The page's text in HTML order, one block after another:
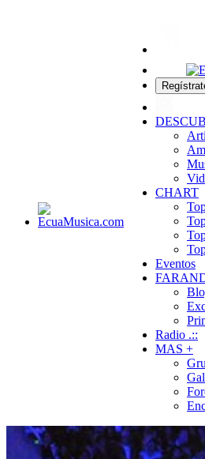
CHART
Eventos
Radio .::
MAS +